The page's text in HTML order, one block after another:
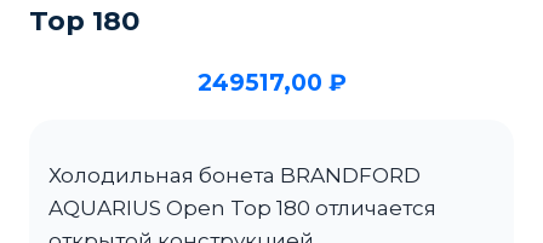
Top 180
249517,00 ₽
Холодильная бонета BRANDFORD
AQUARIUS Open Top 180 отличается